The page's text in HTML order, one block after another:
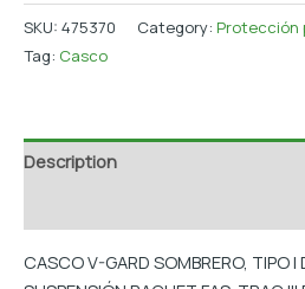
SKU: 475370 Category: Protección
Tag: Casco
Description
CASCO V-GARD SOMBRERO, TIPO